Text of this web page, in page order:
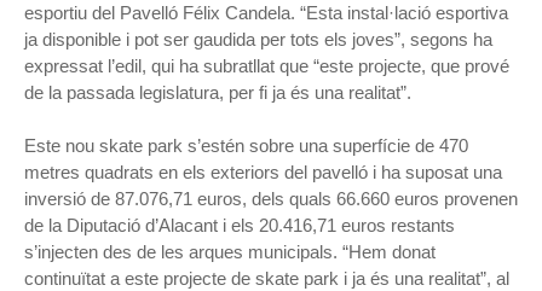
esportiu del Pavelló Félix Candela. “Esta instal·lació esportiva
ja disponible i pot ser gaudida per tots els joves”, segons ha
expressat l’edil, qui ha subratllat que “este projecte, que prové
de la passada legislatura, per fi ja és una realitat”.
Este nou skate park s’estén sobre una superfície de 470
metres quadrats en els exteriors del pavelló i ha suposat una
inversió de 87.076,71 euros, dels quals 66.660 euros provenen
de la Diputació d’Alacant i els 20.416,71 euros restants
s’injecten des de les arques municipals. “Hem donat
continuïtat a este projecte de skate park i ja és una realitat”, al